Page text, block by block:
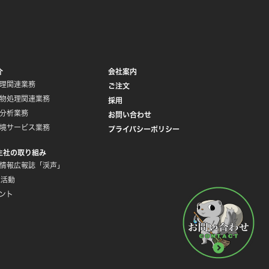
関連業務
処理関連業務
析業務
サービス業務
社の取り組み
報広報誌「渓声」
動
ト
会社案内
ご注文
採用
お問い合わせ
プライバシーポリシー